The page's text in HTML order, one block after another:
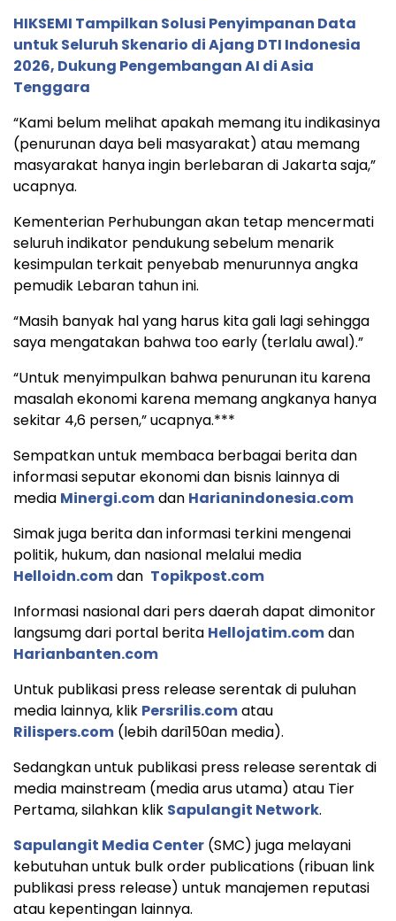
HIKSEMI Tampilkan Solusi Penyimpanan Data
untuk Seluruh Skenario di Ajang DTI Indonesia
2026, Dukung Pengembangan AI di Asia
Tenggara
“Kami belum melihat apakah memang itu indikasinya
(penurunan daya beli masyarakat) atau memang
masyarakat hanya ingin berlebaran di Jakarta saja,”
ucapnya.
Kementerian Perhubungan akan tetap mencermati
seluruh indikator pendukung sebelum menarik
kesimpulan terkait penyebab menurunnya angka
pemudik Lebaran tahun ini.
“Masih banyak hal yang harus kita gali lagi sehingga
saya mengatakan bahwa too early (terlalu awal).”
“Untuk menyimpulkan bahwa penurunan itu karena
masalah ekonomi karena memang angkanya hanya
sekitar 4,6 persen,” ucapnya.***
Sempatkan untuk membaca berbagai berita dan
informasi seputar ekonomi dan bisnis lainnya di
media Minergi.comdan Harianindonesia.com
Simak juga berita dan informasi terkini mengenai
politik, hukum, dan nasional melalui media
Helloidn.comdan Topikpost.com
Informasi nasional dari pers daerah dapat dimonitor
langsumg dari portal berita Hellojatim.comdan
Harianbanten.com
Untuk publikasi press release serentak di puluhan
media lainnya, klik Persrilis.comatau
Rilispers.com (lebih dari150an media).
Sedangkan untuk publikasi press release serentak di
media mainstream (media arus utama) atau Tier
Pertama, silahkan klik Sapulangit Network.
Sapulangit Media Center (SMC) juga melayani
kebutuhan untuk bulk order publications (ribuan link
publikasi press release) untuk manajemen reputasi
atau kepentingan lainnya.